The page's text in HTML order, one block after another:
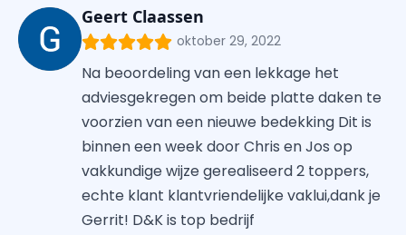
Geert Claassen
oktober 29, 2022
Na beoordeling van een lekkage het
adviesgekregen om beide platte daken te
voorzien van een nieuwe bedekking Dit is
binnen een week door Chris en Jos op
vakkundige wijze gerealiseerd 2 toppers,
echte klant klantvriendelijke vaklui,dank je
Gerrit! D&K is top bedrijf